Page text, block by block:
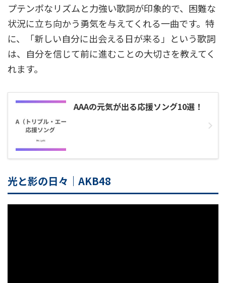
プテンポなリズムと力強い歌詞が印象的で、困難な
状況に立ち向かう勇気を与えてくれる一曲です。特
に、「新しい自分に出会える日が来る」という歌詞
は、自分を信じて前に進むことの大切さを教えてく
れます。
AAAの元気が出る応援ソング10選！
光と影の日々｜AKB48